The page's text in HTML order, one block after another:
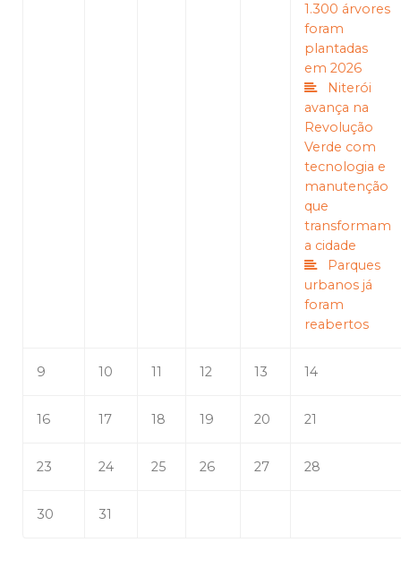
1.300 árvores
foram
plantadas
em 2026
Niterói
avança na
Revolução
Verde com
tecnologia e
manutenção
que
transformam
a cidade
Parques
urbanos já
foram
reabertos
9 10 11 12 13 14
16 17 18 19 20 21
23 24 25 26 27 28
30 31